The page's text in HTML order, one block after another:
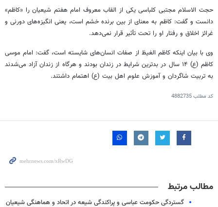
حجت الاسلاممجتبی کلباسییکی از القاب معروف امام هفتم شیعیان را «کاظم»
دانست و گفت: کاظم به معنای از بین برنده خشم است، یعنی انگیزه‌های دورنیو
غرائز اخلاق و رفتار او را تحت تأثیر قرار نمی‌دهد.
وی با بیان اینکه کاظم الغیظ از صفات انسان‌های شایسته است، گفت: امام موسی
کاظم (ع)
۱۴ سال در بدترین شرایط در زندان بودند و هرگاه از زندان آزاد می‌شدند
به تربیت شاگردان و آموزش علوم اهل بیت (ع) اهتمام داشتند.
کد مطلب4882735
مطالب مرتبط
گستردگی حکومت عباسی و پراکندگی شیعه در اتحاد و هماهنگی شیعیان